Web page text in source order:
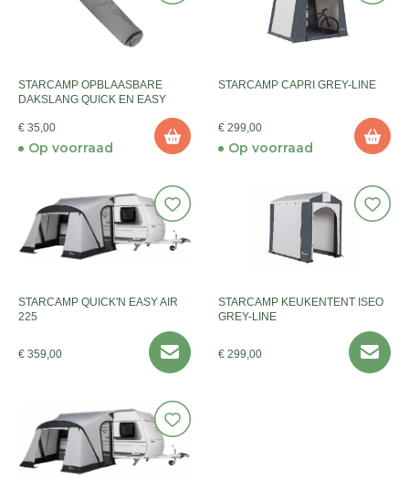
STARCAMP OPBLAASBARE
DAKSLANG QUICK EN EASY
€ 35,00
Op voorraad
STARCAMP CAPRI GREY-LINE
€ 299,00
Op voorraad
STARCAMP QUICK'N EASY AIR
225
€ 359,00
STARCAMP KEUKENTENT ISEO
GREY-LINE
€ 299,00